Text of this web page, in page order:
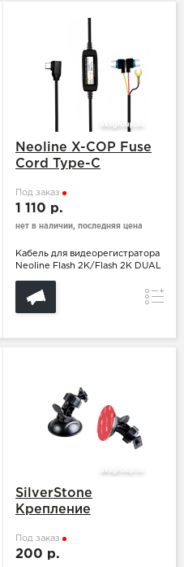
Neoline X-COP Fuse
Cord Type-C
Под заказ
1 110 р.
нет в наличии, последняя цена
Кабель для видеорегистратора
Neoline Flash 2K/Flash 2K DUAL
SilverStone
Крепление
Под заказ
200 р.